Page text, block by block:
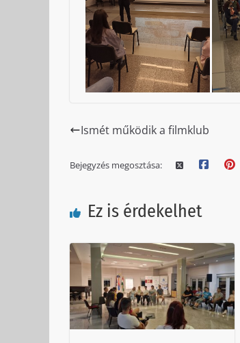
Ismét működik a filmklub
Bejegyzés megosztása:
Ez is érdekelhet